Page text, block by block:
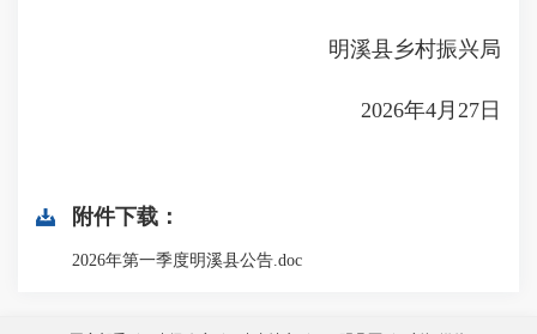
明溪县乡村振兴局
2026年4月27日
附件下载：
2026年第一季度明溪县公告.doc